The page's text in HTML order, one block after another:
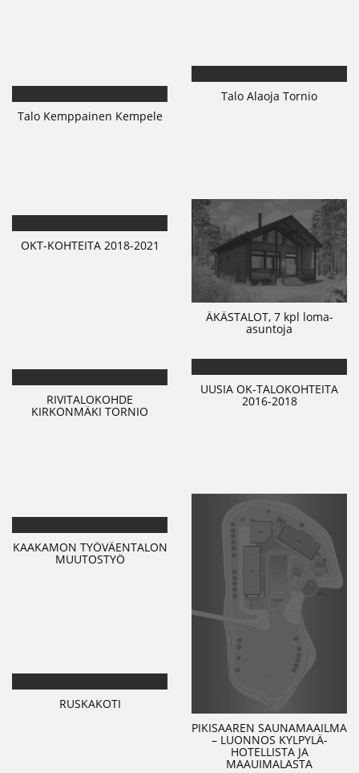
Talo Alaoja Tornio
Talo Kemppainen Kempele
ÄKÄSTALOT, 7 kpl loma-
asuntoja
OKT-KOHTEITA 2018-2021
UUSIA OK-TALOKOHTEITA
2016-2018
RIVITALOKOHDE
KIRKONMÄKI TORNIO
PIKISAAREN SAUNAMAAILMA
– LUONNOS KYLPYLÄ-
HOTELLISTA JA
MAAUIMALASTA
KAAKAMON TYÖVÄENTALON
MUUTOSTYÖ
RUSKAKOTI